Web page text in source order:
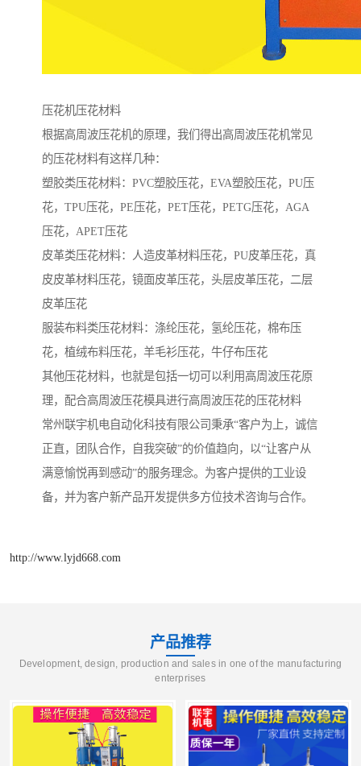
压花机压花材料
根据高周波压花机的原理，我们得出高周波压花机常见
的压花材料有这样几种：
塑胶类压花材料：PVC塑胶压花，EVA塑胶压花，PU压
花，TPU压花，PE压花，PET压花，PETG压花，AGA
压花，APET压花
皮革类压花材料：人造皮革材料压花，PU皮革压花，真
皮皮革材料压花，镜面皮革压花，头层皮革压花，二层
皮革压花
服装布料类压花材料：涤纶压花，氢纶压花，棉布压
花，植绒布料压花，羊毛衫压花，牛仔布压花
其他压花材料，也就是包括一切可以利用高周波压花原
理，配合高周波压花模具进行高周波压花的压花材料
常州联宇机电自动化科技有限公司秉承“客户为上，诚信
正直，团队合作，自我突破”的价值趋向，以“让客户从
满意愉悦再到感动”的服务理念。为客户提供的工业设
备，并为客户新产品开发提供多方位技术咨询与合作。
http://www.lyjd668.com
产品推荐
Development, design, production and sales in one of the manufacturing
enterprises